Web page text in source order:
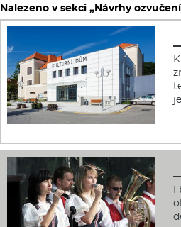
Nalezeno v sekci „Návrhy
I